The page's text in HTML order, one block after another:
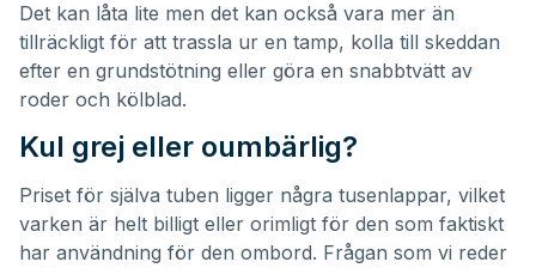
Det kan låta lite men det kan också vara mer än
tillräckligt för att trassla ur en tamp, kolla till skeddan
efter en grundstötning eller göra en snabbtvätt av
roder och kölblad.
Kul grej eller oumbärlig?
Priset för själva tuben ligger några tusenlappar, vilket
varken är helt billigt eller orimligt för den som faktiskt
har användning för den ombord. Frågan som vi reder